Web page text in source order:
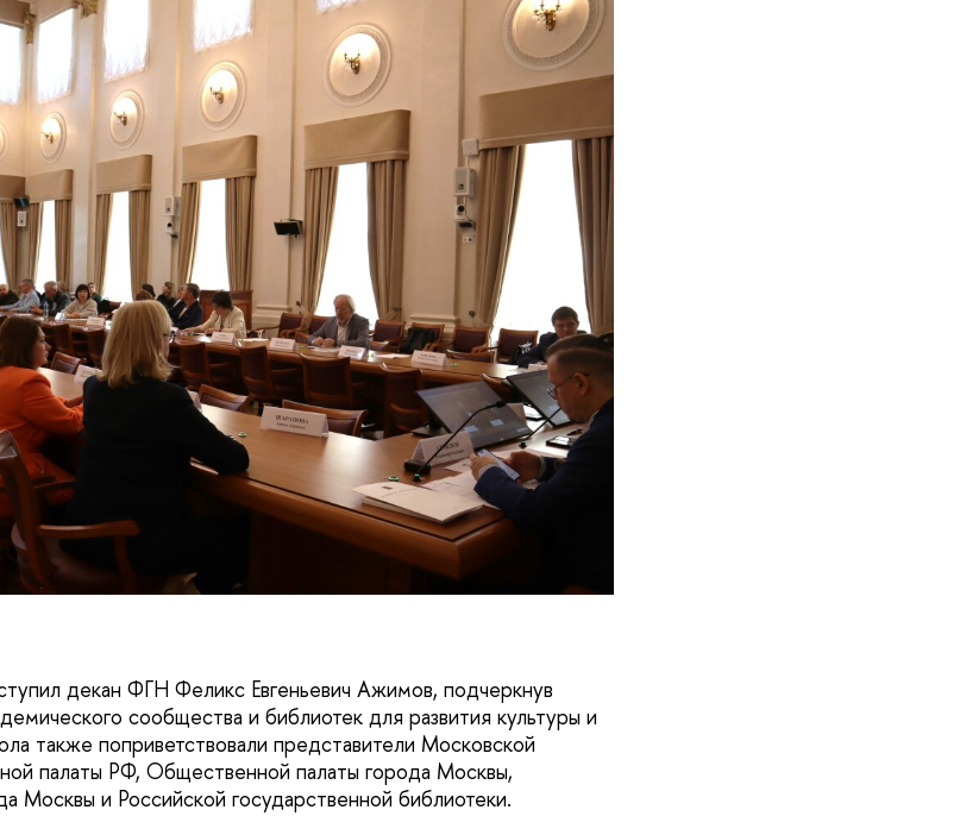
декан ФГН Феликс Евгеньевич Ажимов, подчеркнув
сообщества и библиотек для развития культуры и
также поприветствовали представители Московской
палаты РФ, Общественной палаты города Москвы,
Москвы и Российской государственной библиотеки.